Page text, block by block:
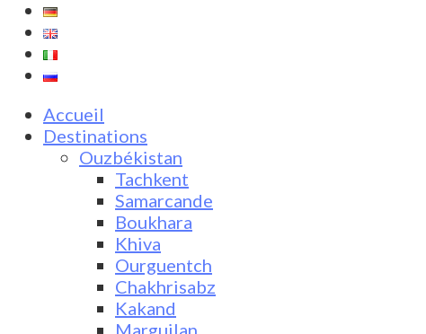
Accueil
Destinations
Ouzbékistan
Tachkent
Samarcande
Boukhara
Khiva
Ourguentch
Chakhrisabz
Kakand
Marguilan